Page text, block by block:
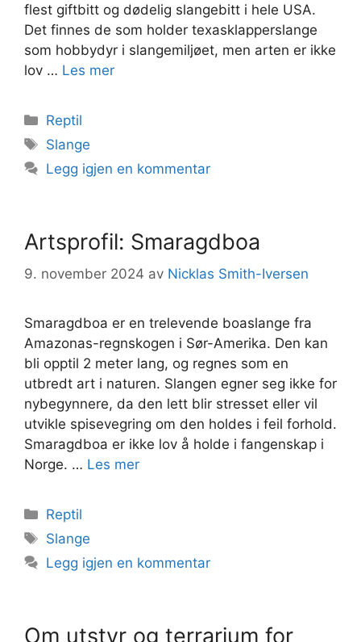
flest giftbitt og dødelig slangebitt i hele USA.
Det finnes de som holder texasklapperslange
som hobbydyr i slangemiljøet, men arten er ikke
lov … Les mer
Kategorier
Reptil
Stikkord
Slange
Legg igjen en kommentar
Artsprofil: Smaragdboa
9. november 2024 av Nicklas Smith-Iversen
Smaragdboa er en trelevende boaslange fra
Amazonas-regnskogen i Sør-Amerika. Den kan
bli opptil 2 meter lang, og regnes som en
utbredt art i naturen. Slangen egner seg ikke for
nybegynnere, da den lett blir stresset eller vil
utvikle spisevegring om den holdes i feil forhold.
Smaragdboa er ikke lov å holde i fangenskap i
Norge. … Les mer
Kategorier
Reptil
Stikkord
Slange
Legg igjen en kommentar
Om utstyr og terrarium for